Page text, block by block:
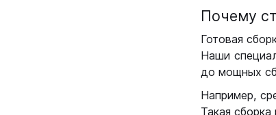
Почему
Готовая
Наши
до мощных
Например,
Такая